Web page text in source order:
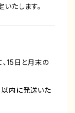
たします。
15日と月末の
内に発送いた